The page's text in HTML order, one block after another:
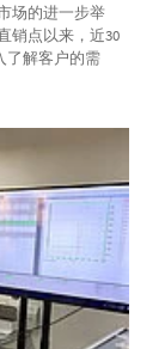
场的进一步举
销点以来，近30
了解客户的需